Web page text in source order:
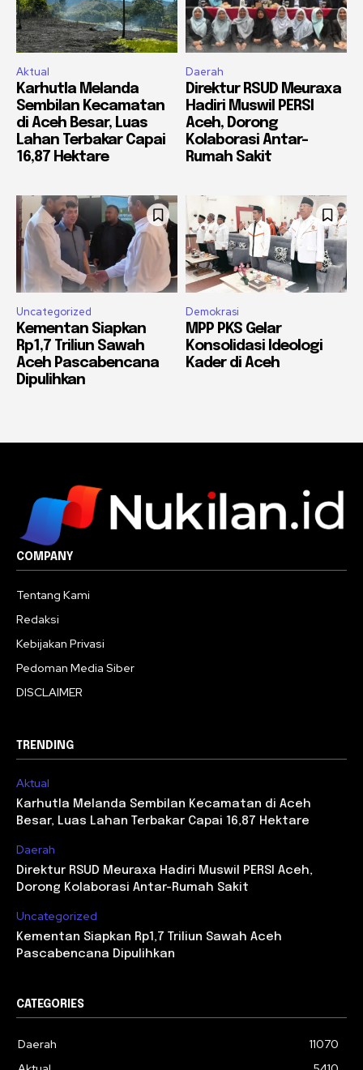
Aktual
Karhutla Melanda
Sembilan Kecamatan
di Aceh Besar, Luas
Lahan Terbakar Capai
16,87 Hektare
Daerah
Direktur RSUD Meuraxa
Hadiri Muswil PERSI
Aceh, Dorong
Kolaborasi Antar-
Rumah Sakit
Uncategorized
Kementan Siapkan
Rp1,7 Triliun Sawah
Aceh Pascabencana
Dipulihkan
Demokrasi
MPP PKS Gelar
Konsolidasi Ideologi
Kader di Aceh
COMPANY
Tentang Kami
Redaksi
Kebijakan Privasi
Pedoman Media Siber
DISCLAIMER
TRENDING
Aktual
Karhutla Melanda Sembilan Kecamatan di Aceh
Besar, Luas Lahan Terbakar Capai 16,87 Hektare
Daerah
Direktur RSUD Meuraxa Hadiri Muswil PERSI Aceh,
Dorong Kolaborasi Antar-Rumah Sakit
Uncategorized
Kementan Siapkan Rp1,7 Triliun Sawah Aceh
Pascabencana Dipulihkan
CATEGORIES
Daerah
11070